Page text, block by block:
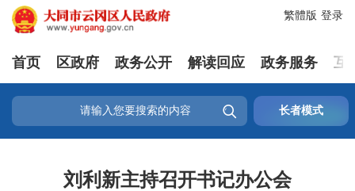
登录
繁體版
首页 区政府 政务公开 解读回应 政务服务 互
 长者模式
刘利新主持召开书记办公会